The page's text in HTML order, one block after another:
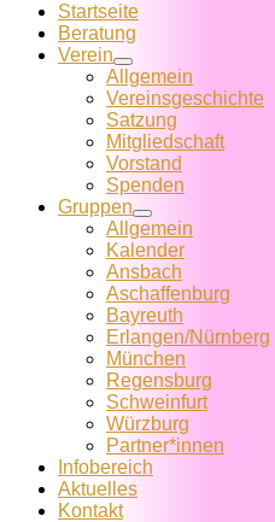
Startseite
Beratung
Verein
Allgemein
Vereins­geschichte
Satzung
Mitglied­schaft
Vorstand
Spenden
Gruppen
Allgemein
Kalender
Ansbach
Aschaffenburg
Bayreuth
Erlangen/Nürnberg
München
Regensburg
Schweinfurt
Würzburg
Partner*innen
Infobereich
Aktuelles
Kontakt